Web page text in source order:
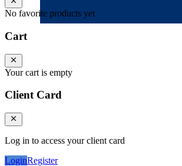
No favorite products yet
Cart
Your cart is empty
Client Card
Log in to access your client card
LoginRegister